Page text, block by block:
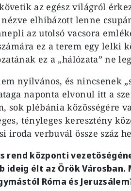
az egész világról
nézve elhibázott lenne
az utolsó vacsora
ez a terem egy lelki
ez a „hálózata” ne
nyilvános, és nincsenek
naponta elvonul itt a
sok plébánia közösségére
tényleges keresztény
iroda verbuvál össze száz
rend központi
ideig élt az Örök Városban.
Róma és